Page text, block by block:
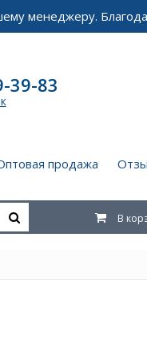
менеджеру.
39-83
продажа
В